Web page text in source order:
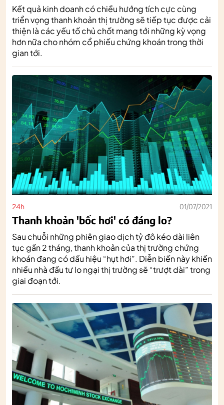
Kết quả kinh doanh có chiều hướng tích cực cùng
triển vọng thanh khoản thị trường sẽ tiếp tục được cải
thiện là các yếu tố chủ chốt mang tới những kỳ vọng
hơn nữa cho nhóm cổ phiếu chứng khoán trong thời
gian tới.
24h 01/07/2021
Thanh khoản 'bốc hơi' có đáng lo?
Sau chuỗi những phiên giao dịch tỷ đô kéo dài liên
tục gần 2 tháng, thanh khoản của thị trường chứng
khoán đang có dấu hiệu “hụt hơi”. Diễn biến này khiến
nhiều nhà đầu tư lo ngại thị trường sẽ “trượt dài” trong
giai đoạn tới.